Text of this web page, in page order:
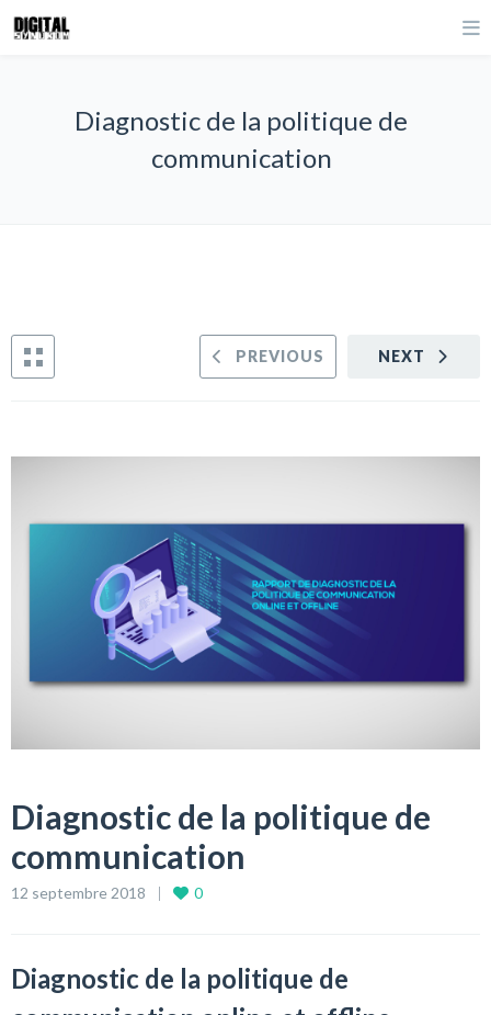
Diagnostic de la politique de
communication
NEXT
PREVIOUS
Diagnostic de la politique de
communication
12 septembre 2018 0
Diagnostic de la politique de